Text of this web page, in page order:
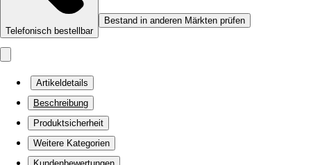
Telefonisch bestellbar
Bestand in anderen Märkten prüfen
Artikeldetails
Beschreibung
Produktsicherheit
Weitere Kategorien